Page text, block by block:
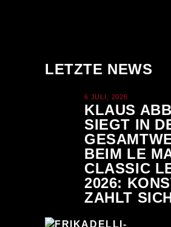
LETZTE NEWS
6 JULI, 2026
KLAUS
SIEGT IN
BEIM LE
CLASSIC
2026:
ZAHLT